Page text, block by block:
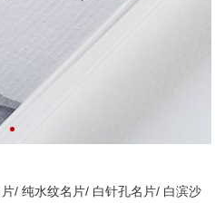
/ 纯水纹名片/ 白针孔名片/ 白滨沙